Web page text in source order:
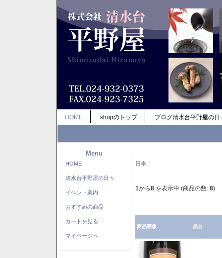
HOME shopのトップ ブログ清水台平野屋の日
Menu
HOME
清水台平野屋の日々
イベント案内
おすすめの商品
カートを見る
マイページへ
日本
1から8 を表示中 (商品の数: 8)
商品画像 品名-